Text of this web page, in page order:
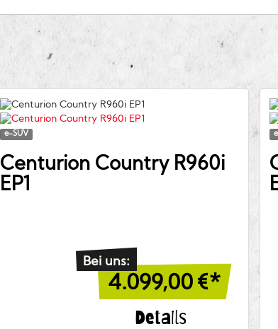
e-SUV
CenturionCountry R960i
EP1
Bei uns:
4.099,00 €*
Details